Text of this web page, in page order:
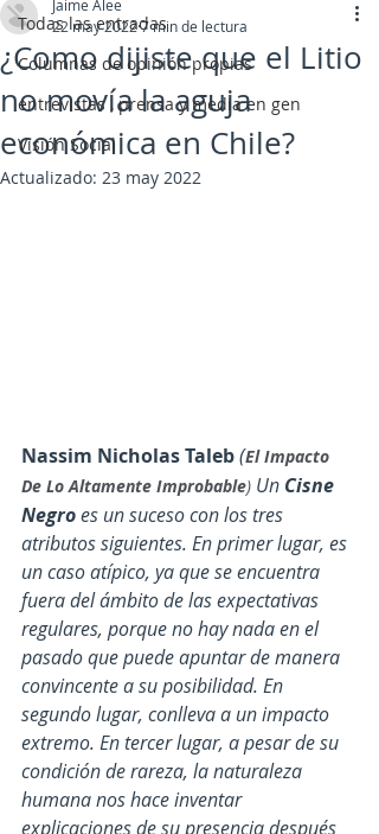
Todas las entradas
Columnas de opinión propias
entrevistas , prensa y media en gen
Visión Social
¿Como dijiste que el Litio
no movía la aguja
económica en Chile?
Jaime Alee
22 may 20227 min de lectura
Actualizado: 23 may 2022
Nassim Nicholas Taleb(El Impacto
De Lo Altamente Improbable) Un Cisne
Negro es un suceso con los tres
atributos siguientes. En primer lugar, es
un caso atípico, ya que se encuentra
fuera del ámbito de las expectativas
regulares, porque no hay nada en el
pasado que puede apuntar de manera
convincente a su posibilidad. En
segundo lugar, conlleva a un impacto
extremo. En tercer lugar, a pesar de su
condición de rareza, la naturaleza
humana nos hace inventar
explicaciones de su presencia después